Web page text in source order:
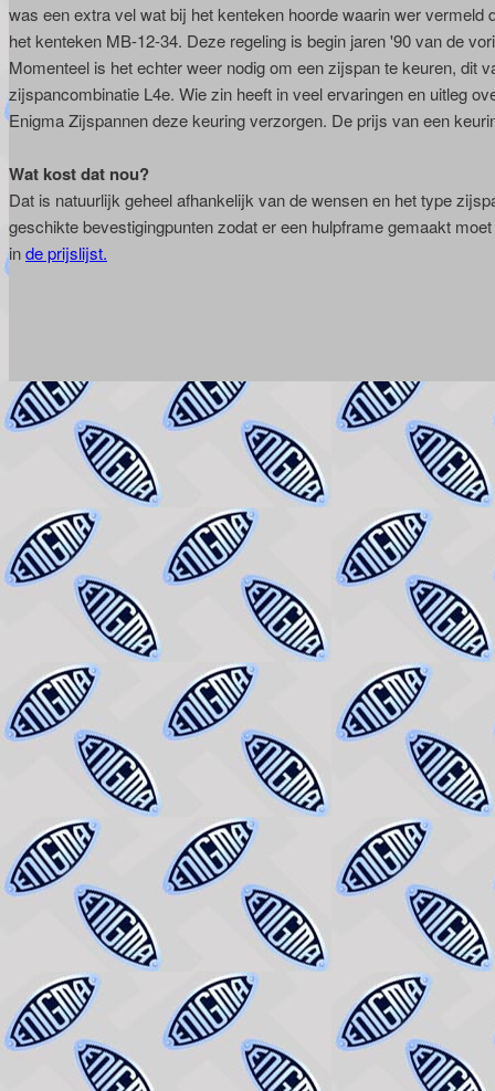
was een extra vel wat bij het kenteken hoorde waarin wer
het kenteken MB-12-34. Deze regeling is begin jaren '90 van de
Momenteel is het echter weer nodig om een zijspan te keuren, dit
zijspancombinatie L4e. Wie zin heeft in veel ervaringen en uitleg
Enigma Zijspannen deze keuring verzorgen. De prijs van een
Wat kost dat nou?
Dat is natuurlijk geheel afhankelijk van de wensen en het type
geschikte bevestigingpunten zodat er een hulpframe gemaakt
inde prijslijst.